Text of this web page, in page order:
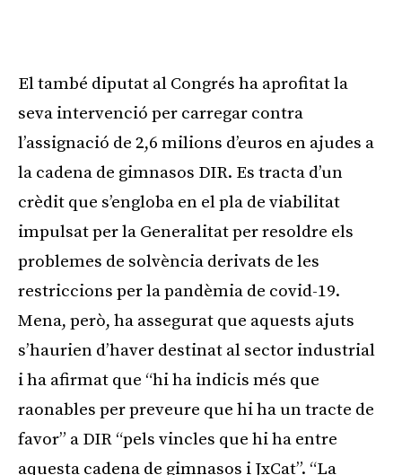
El també diputat al Congrés ha aprofitat la
seva intervenció per carregar contra
l’assignació de 2,6 milions d’euros en ajudes a
la cadena de gimnasos DIR. Es tracta d’un
crèdit que s’engloba en el pla de viabilitat
impulsat per la Generalitat per resoldre els
problemes de solvència derivats de les
restriccions per la pandèmia de covid-19.
Mena, però, ha assegurat que aquests ajuts
s’haurien d’haver destinat al sector industrial
i ha afirmat que “hi ha indicis més que
raonables per preveure que hi ha un tracte de
favor” a DIR “pels vincles que hi ha entre
aquesta cadena de gimnasos i JxCat”. “La